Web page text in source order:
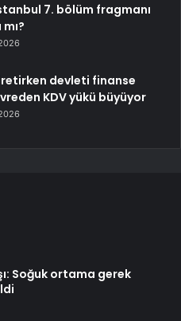
7. bölüm fragmanı
devleti finanse
KDV yükü büyüyor
Soğuk ortama gerek